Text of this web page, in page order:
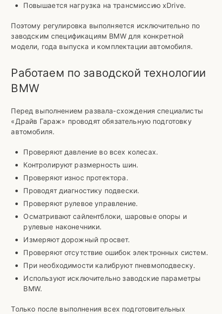
Повышается нагрузка на трансмиссию xDrive.
Поэтому регулировка выполняется исключительно по
заводским спецификациям BMW для конкретной
модели, года выпуска и комплектации автомобиля.
Работаем по заводской технологии
BMW
Перед выполнением развала-схождения специалисты
«Драйв Гараж» проводят обязательную подготовку
автомобиля.
Проверяют давление во всех колесах.
Контролируют размерность шин.
Проверяют износ протектора.
Проводят диагностику подвески.
Проверяют рулевое управление.
Осматривают сайлентблоки, шаровые опоры и
рулевые наконечники.
Измеряют дорожный просвет.
Проверяют отсутствие ошибок электронных систем.
При необходимости калибруют пневмоподвеску.
Используют исключительно заводские параметры
BMW.
Только после выполнения всех подготовительных